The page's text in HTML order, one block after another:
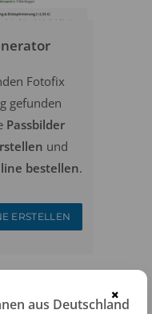
Fotofix
gefunden
Passbilder
und
bestellen.
ERSTELLEN
×
aus Deutschland